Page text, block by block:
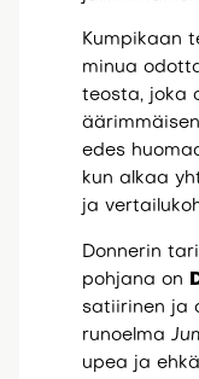
Kumpikaan
minua
teosta, joka
edes
kun alkaa
ja
Donnerin
pohjana on
satiirinen ja
runoelma
upea ja